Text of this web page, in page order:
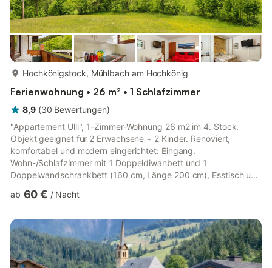
Hochkönigstock, Mühlbach am Hochkönig
Ferienwohnung • 26 m² • 1 Schlafzimmer
8,9 (30 Bewertungen)
"Appartement Ulli", 1-Zimmer-Wohnung 26 m2 im 4. Stock.
Objekt geeignet für 2 Erwachsene + 2 Kinder. Renoviert,
komfortabel und modern eingerichtet: Eingang.
Wohn-/Schlafzimmer mit 1 Doppeldiwanbett und 1
Doppelwandschrankbett (160 cm, Länge 200 cm), Esstisch und
(Backofen, Geschirrspüler, 4 Glaskeramikplatten, elektrische
Verfügung: Kinderhochstuhl, Babybett bis 2 Jahre. Parkplatz (1
Auto). Bitte beachten: Nichtraucher-Unterkunft. Rauchmelder,
Feuerlöscher. 2 Zusatzbetten (A...
ab 60 € / Nacht